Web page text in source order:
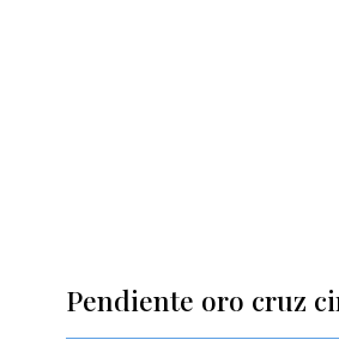
Pendiente oro cruz